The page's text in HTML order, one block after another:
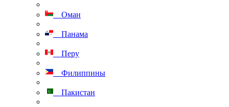
Оман
Панама
Перу
Филиппины
Пакистан